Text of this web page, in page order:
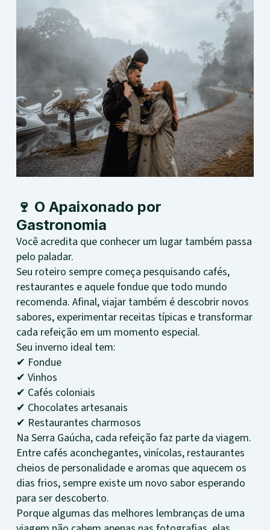
🍷 O Apaixonado por
Gastronomia
Você acredita que conhecer um lugar também passa
pelo paladar.
Seu roteiro sempre começa pesquisando cafés,
restaurantes e aquele fondue que todo mundo
recomenda. Afinal, viajar também é descobrir novos
sabores, experimentar receitas típicas e transformar
cada refeição em um momento especial.
Seu inverno ideal tem:
✔ Fondue
✔ Vinhos
✔ Cafés coloniais
✔ Chocolates artesanais
✔ Restaurantes charmosos
Na Serra Gaúcha, cada refeição faz parte da viagem.
Entre cafés aconchegantes, vinícolas, restaurantes
cheios de personalidade e aromas que aquecem os
dias frios, sempre existe um novo sabor esperando
para ser descoberto.
Porque algumas das melhores lembranças de uma